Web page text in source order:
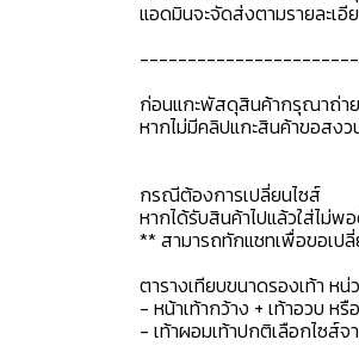
แอดมินจะจัดส่งตามรายละเ
ก่อนแกะพัสดุสินค้ากรุณาถ่า
หากไม่มีคลิปแกะสินค้าขอสง
กรณีต้องการเปลี่ยนไซส์
หากได้รับสินค้าไปแล้วใส่ไม่
** สามารถทักแชทเพื่อขอเป
ตารางเทียบขนาดรองเท้า หน่
- หน้าเท้ากว้าง + เท้าอวบ หรื
- เท้าผอมเท้าปกติเลือกไซส์จ